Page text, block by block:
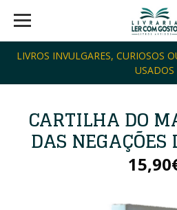
LIVROS INVULGARES, CURIOSOS
USADOS
CARTILHA DO
DAS